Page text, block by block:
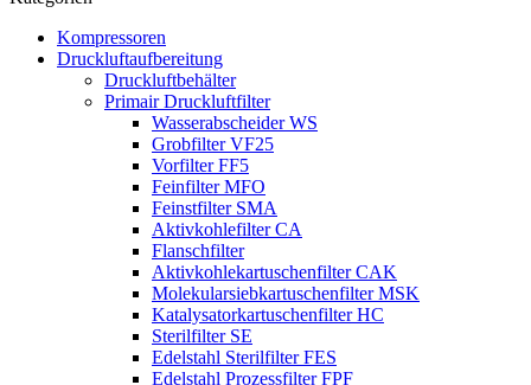
Kompressoren
Druckluftaufbereitung
Druckluftbehälter
Primair Druckluftfilter
Wasserabscheider WS
Grobfilter VF25
Vorfilter FF5
Feinfilter MFO
Feinstfilter SMA
Aktivkohlefilter CA
Flanschfilter
Aktivkohlekartuschenfilter CAK
Molekularsiebkartuschenfilter MSK
Katalysatorkartuschenfilter HC
Sterilfilter SE
Edelstahl Sterilfilter FES
Edelstahl Prozessfilter FPF